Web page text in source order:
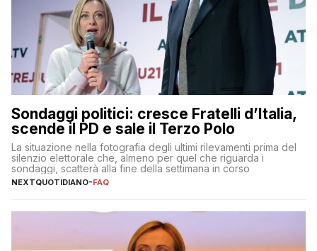
Sondaggi politici: cresce Fratelli d’Italia,
scende il PD e sale il Terzo Polo
La situazione nella fotografia degli ultimi rilevamenti prima del
silenzio elettorale che, almeno per quel che riguarda i
sondaggi, scatterà alla fine della settimana in corso
NEXTQUOTIDIANO-FAQ